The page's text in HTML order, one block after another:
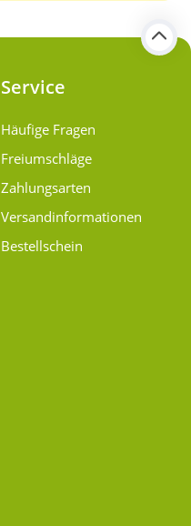
Service
Häufige Fragen
Freiumschläge
Zahlungsarten
Versand­informationen
Bestellschein